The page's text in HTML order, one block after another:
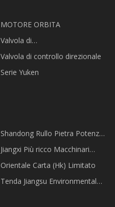
MOTORE ORBITA
Valvola di
accensione/spegnimento
Valvola di controllo direzionale
Serie Yuken
Shandong Rullo Pietra Potenza
Tecnologia Co., Ltd
Jiangxi Più ricco Macchinari
Produzione Co.,Ltd
Orientale Carta (Hk) Limitato
Tenda Jiangsu Environmental